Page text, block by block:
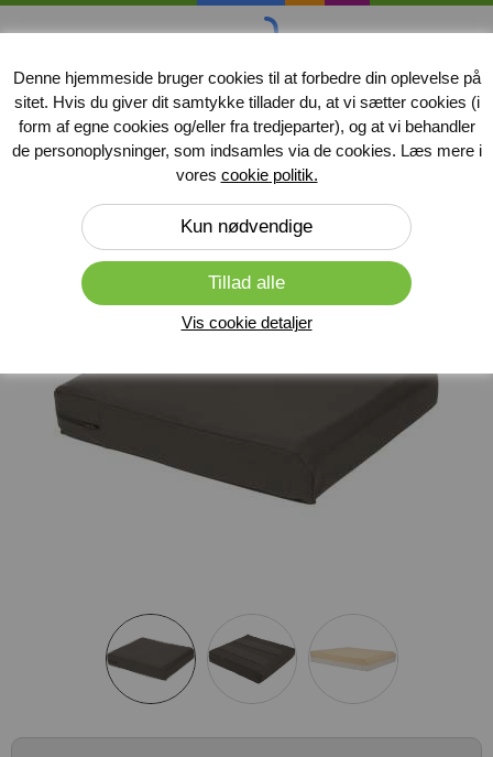
Denne hjemmeside bruger cookies til at forbedre din oplevelse på
sitet. Hvis du giver dit samtykke tillader du, at vi sætter cookies (i
form af egne cookies og/eller fra tredjeparter), og at vi behandler
de personoplysninger, som indsamles via de cookies. Læs mere i
vores cookie politik.
Vis cookie detaljer
Produkter
Forside»Puder»Siddepuder